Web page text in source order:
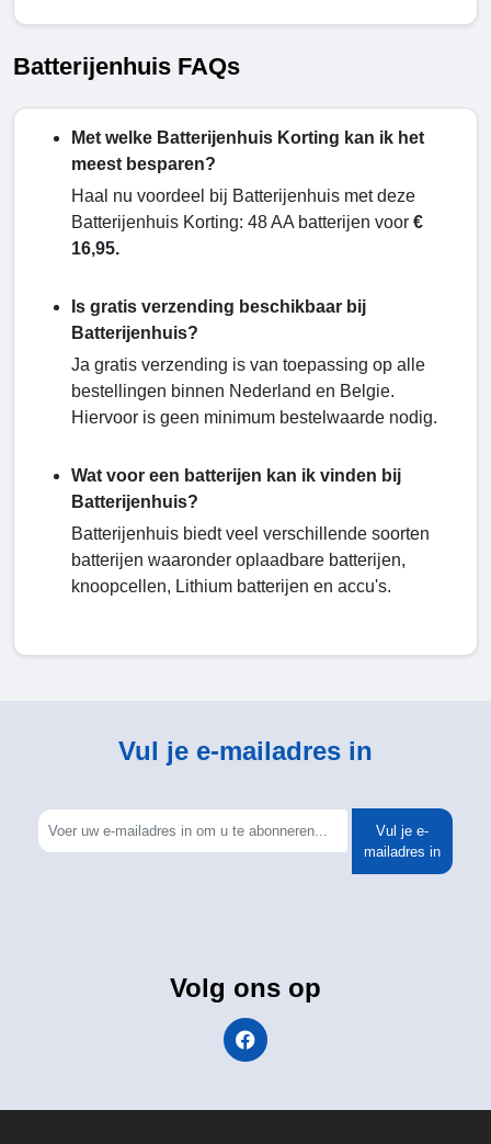
Batterijenhuis FAQs
Met welke Batterijenhuis Korting kan ik het
meest besparen?
Haal nu voordeel bij Batterijenhuis met deze
Batterijenhuis Korting: 48 AA batterijen voor €
16,95.
Is gratis verzending beschikbaar bij
Batterijenhuis?
Ja gratis verzending is van toepassing op alle
bestellingen binnen Nederland en Belgie.
Hiervoor is geen minimum bestelwaarde nodig.
Wat voor een batterijen kan ik vinden bij
Batterijenhuis?
Batterijenhuis biedt veel verschillende soorten
batterijen waaronder oplaadbare batterijen,
knoopcellen, Lithium batterijen en accu's.
Vul je e-mailadres in
Vul je e-
mailadres in
Volg ons op